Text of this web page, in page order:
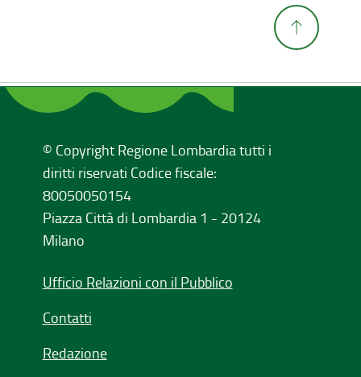
© Copyright Regione Lombardia tutti i
diritti riservati Codice fiscale:
80050050154
Piazza Città di Lombardia 1 - 20124
Milano
Ufficio Relazioni con il Pubblico
Contatti
Redazione